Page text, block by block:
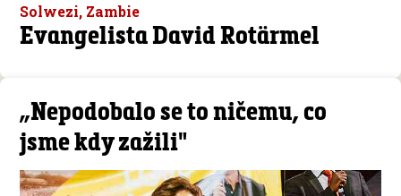
Solwezi, Zambie
Evangelista David Rotärmel
„Nepodobalo se to ničemu, co
jsme kdy zažili"